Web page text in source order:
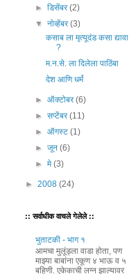
►डिसेंबर(2)
▼नोव्हेंबर(3)
कसाब ला मृत्यूदंड कसा द्यावा
?
म.न.से. ला दिलेला पाठिंबा
देश आणि धर्मं
►ऑक्टोबर(6)
►सप्टेंबर(11)
►ऑगस्ट(1)
►जून(6)
►मे(3)
► 2008 (24)
:: सर्वाधीक वाचले गेलेले ::
भुताटकी - भाग १
आमचा मुलूंड्ला वाडा होता, पण
माझ्या बाबांना एकूण ४ भाऊ व ५
बहिणी. एकेकाची लग्न झाल्यावर